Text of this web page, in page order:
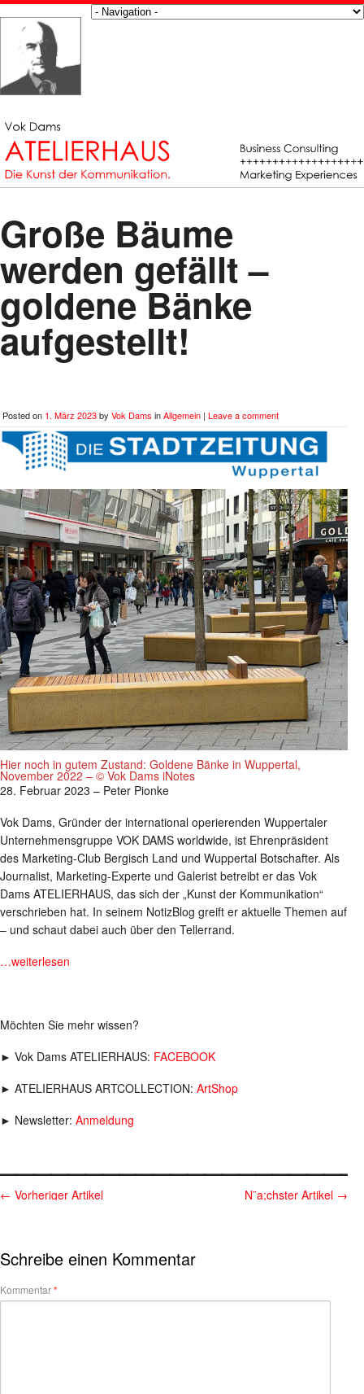
Große Bäume
werden gefällt –
goldene Bänke
aufgestellt!
Posted on 1. März 2023by Vok Dams inAllgemein | Leave a comment
Hier noch in gutem Zustand: Goldene Bänke in Wuppertal,
November 2022 – © Vok Dams iNotes
28. Februar 2023 – Peter Pionke
Vok Dams, Gründer der international operierenden Wuppertaler
Unternehmensgruppe VOK DAMS worldwide, ist Ehrenpräsident
des Marketing-Club Bergisch Land und Wuppertal Botschafter. Als
Journalist, Marketing-Experte und Galerist betreibt er das Vok
Dams ATELIERHAUS, das sich der „Kunst der Kommunikation“
verschrieben hat. In seinem NotizBlog greift er aktuelle Themen auf
– und schaut dabei auch über den Tellerrand.
…weiterlesen
Möchten Sie mehr wissen?
► Vok Dams ATELIERHAUS: FACEBOOK
► ATELIERHAUS ARTCOLLECTION: ArtShop
► Newsletter: Anmeldung
← Vorheriger Artikel N¨a;chster Artikel →
Schreibe einen Kommentar
Kommentar*